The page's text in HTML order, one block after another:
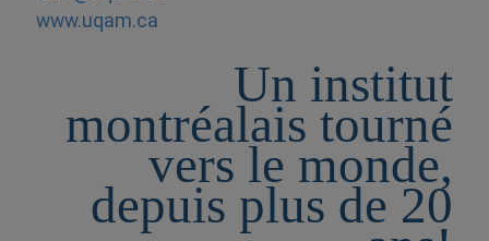
www.uqam.ca
Un institut
montréalais tourné
vers le monde,
depuis plus de 20